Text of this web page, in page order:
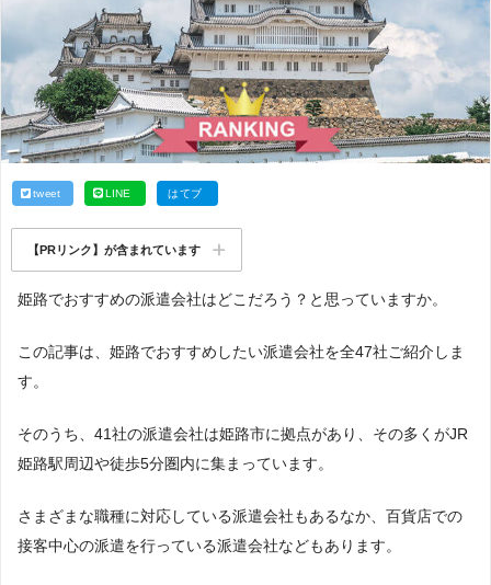
tweet LINE はてブ
【PRリンク】が含まれています
姫路でおすすめの派遣会社はどこだろう？と思っていますか。
この記事は、姫路でおすすめしたい派遣会社を全47社ご紹介しま
す。
そのうち、41社の派遣会社は姫路市に拠点があり、その多くがJR
姫路駅周辺や徒歩5分圏内に集まっています。
さまざまな職種に対応している派遣会社もあるなか、百貨店での
接客中心の派遣を行っている派遣会社などもあります。